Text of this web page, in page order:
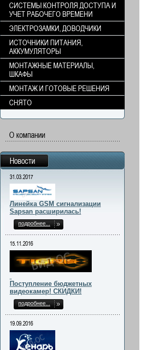
СИСТЕМЫ КОНТРОЛЯ ДОСТУПА И
УЧЕТ РАБОЧЕГО ВРЕМЕНИ
ЭЛЕКТРОЗАМКИ, ДОВОДЧИКИ
ИСТОЧНИКИ ПИТАНИЯ,
АККУМУЛЯТОРЫ
МОНТАЖНЫЕ МАТЕРИАЛЫ,
ШКАФЫ
МОНТАЖ И ГОТОВЫЕ РЕШЕНИЯ
СНЯТО
О компании
Новости
31.03.2017
Линейка GSM сигнализации
Sapsan расширилась!
подробнее...
15.11.2016
Поступление бюджетных
видеокамер! СКИДКИ!
подробнее...
19.09.2016